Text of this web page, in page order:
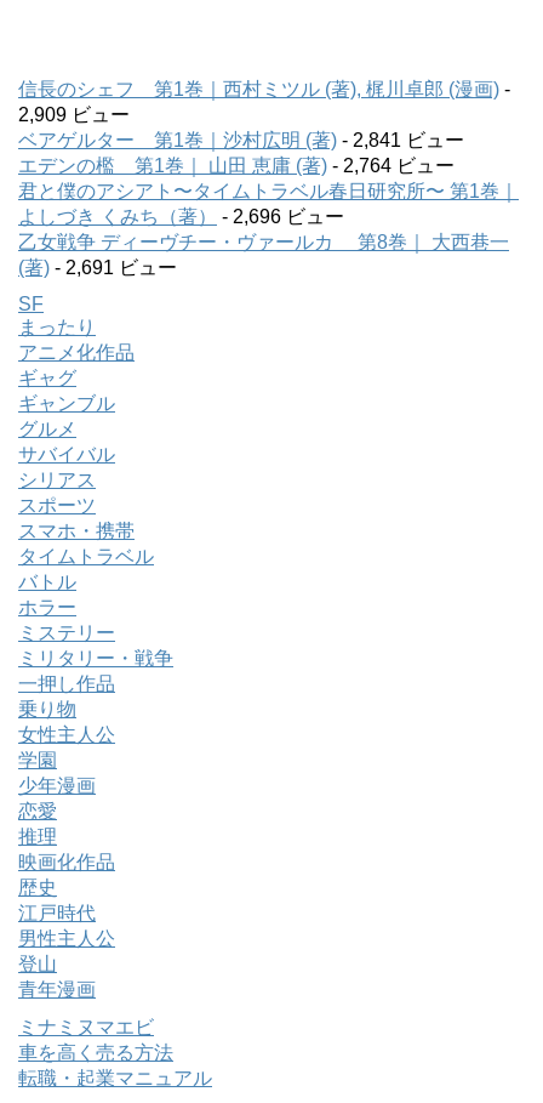
信長のシェフ 第1巻｜西村ミツル (著), 梶川卓郎 (漫画) -
2,909 ビュー
ベアゲルター 第1巻｜沙村広明 (著) - 2,841 ビュー
エデンの檻 第1巻｜ 山田 恵庸 (著) - 2,764 ビュー
君と僕のアシアト〜タイムトラベル春日研究所〜 第1巻｜
よしづき くみち（著）
- 2,696 ビュー
乙女戦争 ディーヴチー・ヴァールカ 第8巻｜ 大西巷一
(著) - 2,691 ビュー
SF
まったり
アニメ化作品
ギャグ
ギャンブル
グルメ
サバイバル
シリアス
スポーツ
スマホ・携帯
タイムトラベル
バトル
ホラー
ミステリー
ミリタリー・戦争
一押し作品
乗り物
女性主人公
学園
少年漫画
恋愛
推理
映画化作品
歴史
江戸時代
男性主人公
登山
青年漫画
ミナミヌマエビ
車を高く売る方法
転職・起業マニュアル